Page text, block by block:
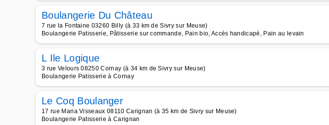
Boulangerie Du Château
7 rue la Fontaine 03260 Billy (à 33 km de Sivry sur Meuse)
Boulangerie Patisserie, Pâtisserie sur commande, Pain bio, Accès handicapé, Pain au levain
L Ile Logique
3 rue Velours 08250 Cornay (à 34 km de Sivry sur Meuse)
Boulangerie Patisserie à Cornay
Le Coq Boulanger
17 rue Maria Visseaux 08110 Carignan (à 35 km de Sivry sur Meuse)
Boulangerie Patisserie à Carignan